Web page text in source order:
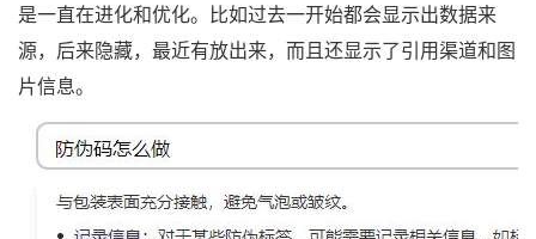
是一直在进化和优化。比如过去一开始都会显示出数据来
源，后来隐藏，最近有放出来，而且还显示了引用渠道和图
片信息。